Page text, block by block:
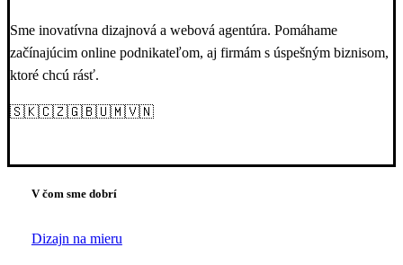
Sme inovatívna dizajnová a webová agentúra. Pomáhame
začínajúcim online podnikateľom, aj firmám s úspešným biznisom,
ktoré chcú rásť.
🇸🇰🇨🇿🇬🇧🇺🇲🇻🇳
V čom sme dobrí
Dizajn na mieru